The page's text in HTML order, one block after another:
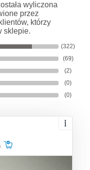
wyliczona
przez
którzy
sklepie.
(322)
(69)
(2)
(0)
(0)